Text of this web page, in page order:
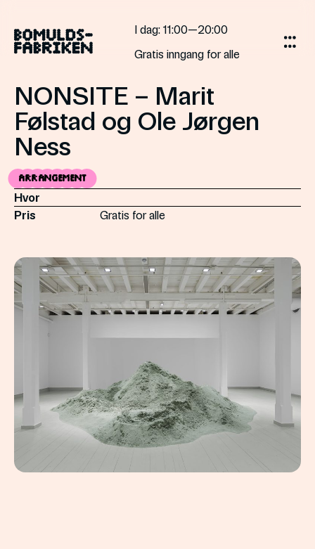
content
I dag: 11:00—20:00
Gratis inngang for alle
NONSITE – Marit
Følstad og Ole Jørgen
Ness
Arrangement
Hvor
Pris
Gratis for alle